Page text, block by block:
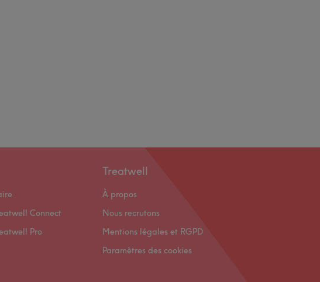
Connect
Pro
Treatwell
À propos
Nous recrutons
Mentions légales et RGPD
Paramètres des cookies